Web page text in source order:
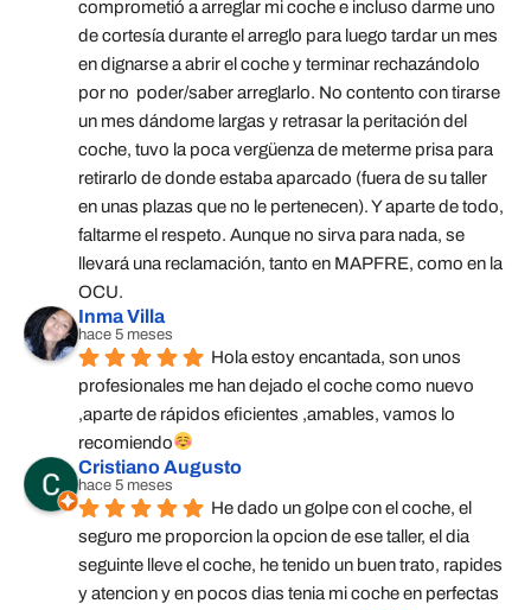
comprometió a arreglar mi coche e incluso darme uno
de cortesía durante el arreglo para luego tardar un mes
en dignarse a abrir el coche y terminar rechazándolo
por no  poder/saber arreglarlo. No contento con tirarse
un mes dándome largas y retrasar la peritación del
coche, tuvo la poca vergüenza de meterme prisa para
retirarlo de donde estaba aparcado (fuera de su taller
en unas plazas que no le pertenecen). Y aparte de todo,
faltarme el respeto. Aunque no sirva para nada, se
llevará una reclamación, tanto en MAPFRE, como en la
OCU.
Inma Villa
hace 5 meses
Hola estoy encantada, son unos
profesionales me han dejado el coche como nuevo
,aparte de rápidos eficientes ,amables, vamos lo
recomiendo
Cristiano Augusto
hace 5 meses
He dado un golpe con el coche, el
seguro me proporcion la opcion de ese taller, el dia
seguinte lleve el coche, he tenido un buen trato, rapides
y atencion y en pocos dias tenia mi coche en perfectas